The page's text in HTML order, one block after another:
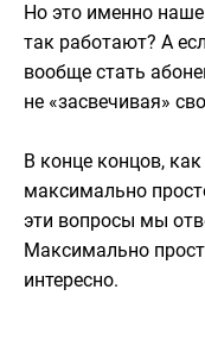
Но это именно
так работают? А
вообще стать
не «засвечивая»
В конце концов,
максимально
эти вопросы мы
Максимально
интересно.